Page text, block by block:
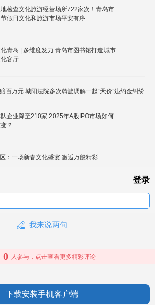
检查文化旅游经营场所722家次！青岛市
假日文化和旅游市场平安有序
青岛 | 多维度发力 青岛市图书馆打造城市
客厅
网络主播违约被公司索赔百万元 城阳法院多次斡旋调解一起“天价”违约金纠纷
企业降至210家 2025年A股IPO市场如何
？
：一场新春文化盛宴 邂逅万般精彩
登录
我来说两句
0 人参与，点击查看更多精彩评论
下载安装手机客户端